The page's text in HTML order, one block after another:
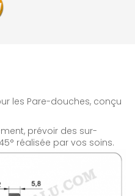
les Pare-douches, conçu
prévoir des sur-
réalisée par vos soins.